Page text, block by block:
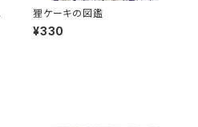
狸ケーキの図鑑
¥330